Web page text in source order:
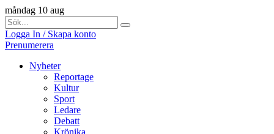
måndag 10 aug
Logga In / Skapa konto
Prenumerera
Nyheter
Reportage
Kultur
Sport
Ledare
Debatt
Krönika